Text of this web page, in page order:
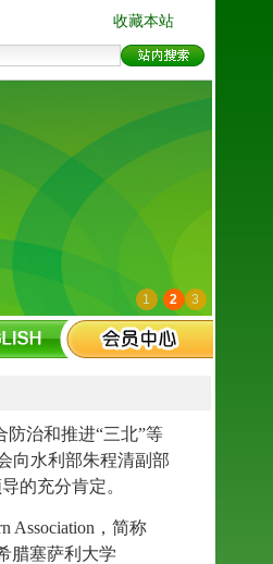
收藏本站
1 2 3
防治和推进“三北”等
向水利部朱程清副部
的充分肯定。
Association ，简称
腊塞萨利大学